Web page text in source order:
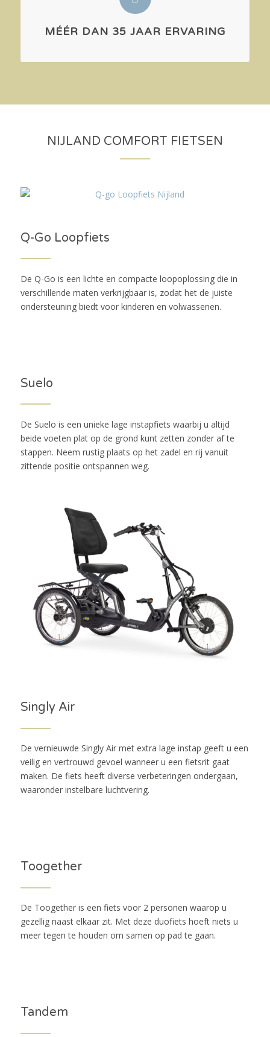
MÉÉR DAN 35 JAAR ERVARING
NIJLAND COMFORT FIETSEN
Q-Go Loopfiets
De Q-Go is een lichte en compacte loopoplossing die in
verschillende maten verkrijgbaar is, zodat het de juiste
ondersteuning biedt voor kinderen en volwassenen.
Suelo
De Suelo is een unieke lage instapfiets waarbij u altijd
beide voeten plat op de grond kunt zetten zonder af te
stappen. Neem rustig plaats op het zadel en rij vanuit
zittende positie ontspannen weg.
Singly Air
De vernieuwde Singly Air met extra lage instap geeft u een
veilig en vertrouwd gevoel wanneer u een fietsrit gaat
maken. De fiets heeft diverse verbeteringen ondergaan,
waaronder instelbare luchtvering.
Toogether
De Toogether is een fiets voor 2 personen waarop u
gezellig naast elkaar zit. Met deze duofiets hoeft niets u
meer tegen te houden om samen op pad te gaan.
Tandem